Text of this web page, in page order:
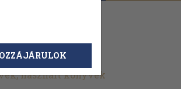
használt könyvek